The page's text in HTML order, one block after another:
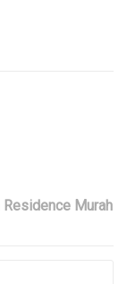
Murah